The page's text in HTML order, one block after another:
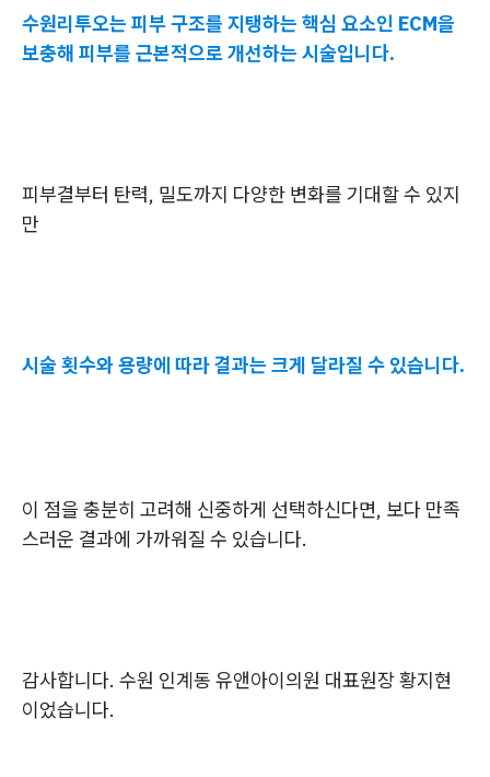
수원리투오는 피부 구조를 지탱하는 핵심 요소인 ECM을
보충해 피부를 근본적으로 개선하는 시술입니다.
피부결부터 탄력, 밀도까지 다양한 변화를 기대할 수 있지
만
시술 횟수와 용량에 따라 결과는 크게 달라질 수 있습니다.
이 점을 충분히 고려해 신중하게 선택하신다면, 보다 만족
스러운 결과에 가까워질 수 있습니다.
감사합니다. 수원 인계동 유앤아이의원 대표원장 황지현
이었습니다.